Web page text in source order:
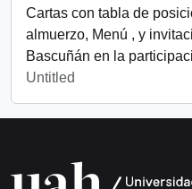
Cartas con tabla de
almuerzo, Menú , y
Bascuñán en la
Untitled